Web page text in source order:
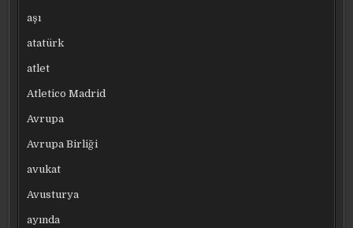
aşı
atatürk
atlet
Atletico Madrid
Avrupa
Avrupa Birliği
avukat
Avusturya
ayında